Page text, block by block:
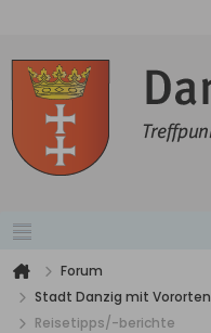
Forum
Stadt Danzig mit
Reisetipps/-berichte